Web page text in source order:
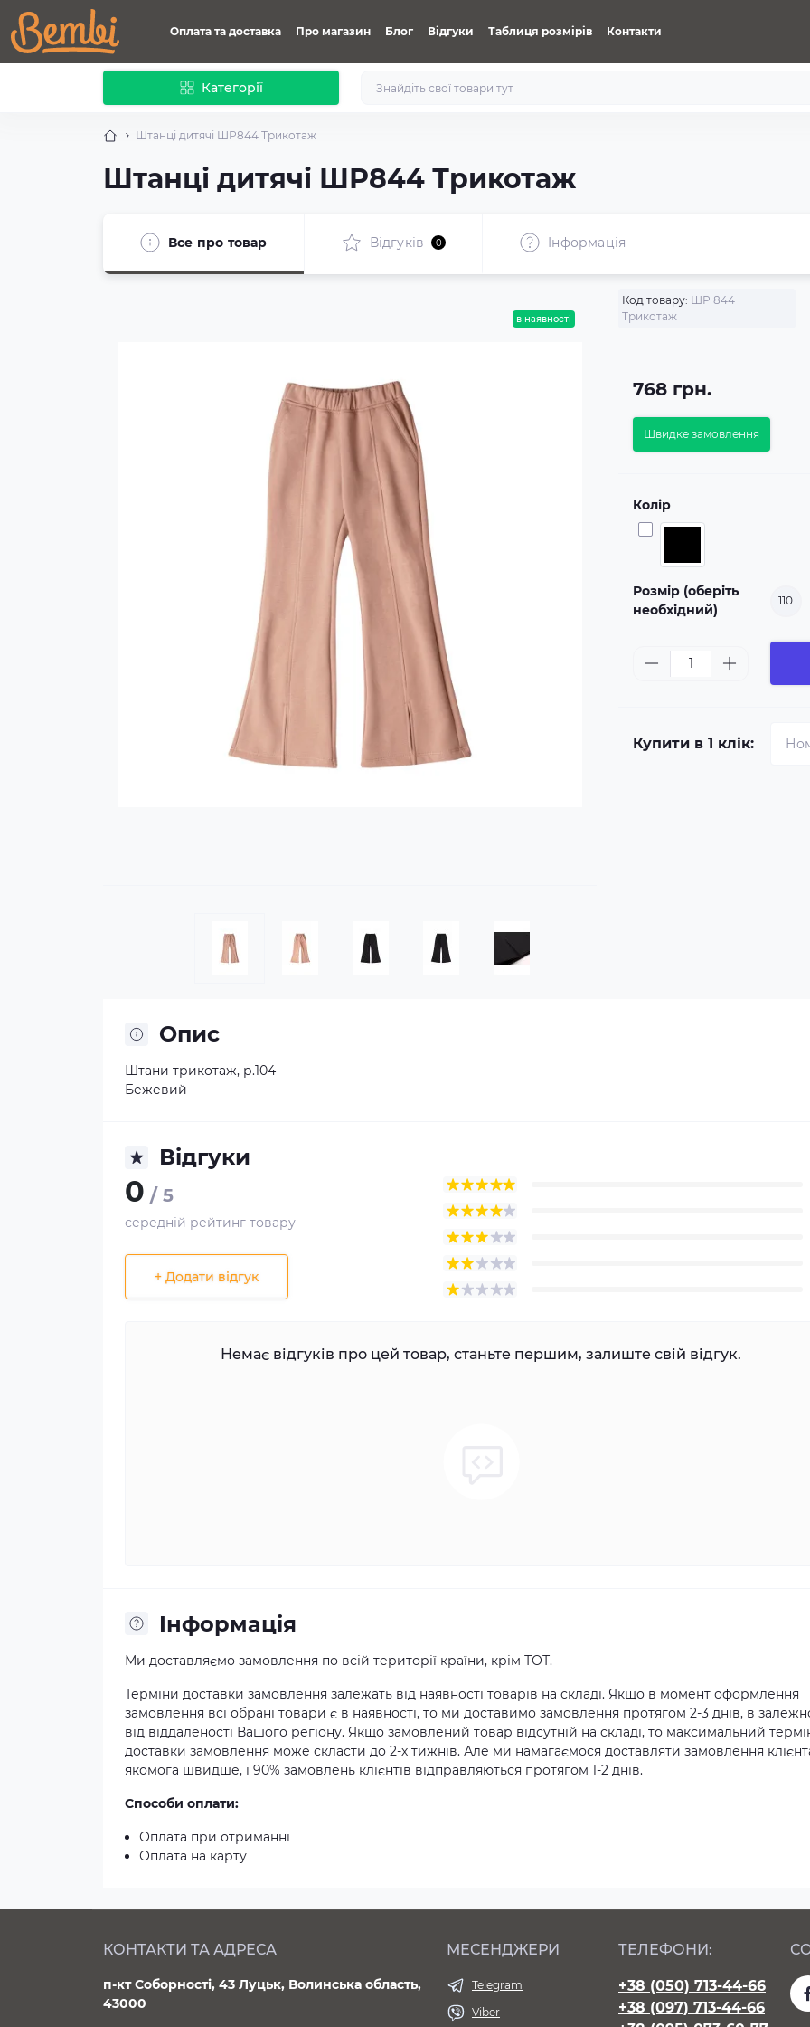
Оплата та доставка Про магазин Блог Відгуки Таблиця розмірів Контакти
Категорії
Штанці дитячі ШР844 Трикотаж
Штанці дитячі ШР844 Трикотаж
Все про товар Відгуків 0 Iнформація
в наявності
Код товару: ШР 844
Трикотаж
768 грн.
Швидке замовлення
Колір
Розмір (оберіть
необхідний)
110
Купити в 1 клік:
Опис
Штани трикотаж, р.104
Бежевий
Відгуки
0 / 5
середній рейтинг товару
+ Додати відгук
Немає відгуків про цей товар, станьте першим, залиште свій відгук.
Iнформація
Ми доставляємо замовлення по всій території країни, крім ТОТ.
Терміни доставки замовлення залежать від наявності товарів на складі. Якщо в момент оформлення
замовлення всі обрані товари є в наявності, то ми доставимо замовлення протягом 2-3 днів, в
від віддаленості Вашого регіону. Якщо замовлений товар відсутній на складі, то максимальний
доставки замовлення може скласти до 2-х тижнів. Але ми намагаємося доставляти замовлення
якомога швидше, і 90% замовлень клієнтів відправляються протягом 1-2 днів.
Способи оплати:
Оплата при отриманні
Оплата на карту
КОНТАКТИ ТА АДРЕСА
п-кт Соборності, 43 Луцьк, Волинська область,
43000
МЕСЕНДЖЕРИ
Telegram
Viber
ТЕЛЕФОНИ:
+38 (050) 713-44-66
+38 (097) 713-44-66